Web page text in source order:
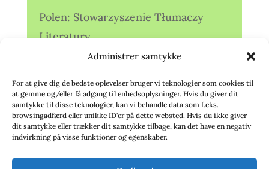
Administrer samtykke
For at give dig de bedste oplevelser bruger vi teknologier som cookies til
at gemme og/eller få adgang til enhedsoplysninger. Hvis du giver dit
samtykke til disse teknologier, kan vi behandle data som f.eks.
browsingadfærd eller unikke ID'er på dette websted. Hvis du ikke giver
dit samtykke eller trækker dit samtykke tilbage, kan det have en negativ
indvirkning på visse funktioner og egenskaber.
Polen: Stowarzyszenie Tłumaczy
Literatury
Storbritannien: Translators
Association (TA)
Sverige: Översättarsektionen (Ö.)
Sverige: Översättarcentrum (ÖC)